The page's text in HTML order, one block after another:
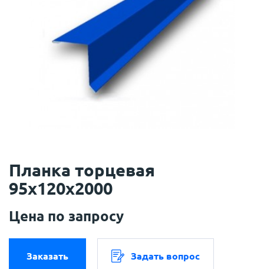
Планка торцевая
95х120х2000
Цена по запросу
Заказать Задать вопрос